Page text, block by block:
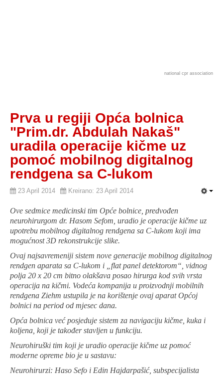
national cpr association
Prva u regiji Opća bolnica
"Prim.dr. Abdulah Nakaš"
uradila operacije kičme uz
pomoć mobilnog digitalnog
rendgena sa C-lukom
23 April 2014 Kreirano: 23 April 2014
Ove sedmice medicinski tim Opće bolnice, predvođen
neurohirurgom dr. Hasom Sefom, uradio je operacije kičme uz
upotrebu mobilnog digitalnog rendgena sa C-lukom koji ima
mogućnost 3D rekonstrukcije slike.
Ovaj najsavremeniji sistem nove generacije mobilnog digitalnog
rendgen aparata sa C-lukom i „flat panel detektorom“, vidnog
polja 20 x 20 cm bitno olakšava posao hirurga kod svih vrsta
operacija na kičmi. Vodeća kompanija u proizvodnji mobilnih
rendgena Ziehm ustupila je na korištenje ovaj aparat Općoj
bolnici na period od mjesec dana.
Opća bolnica već posjeduje sistem za navigaciju kičme, kuka i
koljena, koji je također stavljen u funkciju.
Neurohiruški tim koji je uradio operacije kičme uz pomoć
moderne opreme bio je u sastavu:
Neurohirurzi: Haso Sefo i Edin Hajdarpašić, subspecijalista